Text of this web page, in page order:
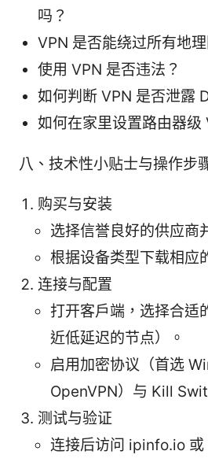
吗？
VPN 是否能绕过所有地理
使用 VPN 是否违法？
如何判断 VPN 是否泄露
如何在家里设置路由器级
八、技术性小贴士与操作步
购买与安装
选择信誉良好的供应商
根据设备类型下载相应
连接与配置
打开客户端，选择合适
近低延迟的节点）。
启用加密协议（首选
OpenVPN）与 Kill
测试与验证
连接后访问 ipinfo.io